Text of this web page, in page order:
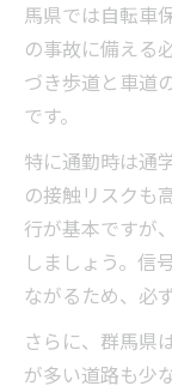
馬県では自転車
の事故に備える
づき歩道と車道
です。
特に通勤時は通
の接触リスクも
行が基本ですが
しましょう。信
ながるため、必
さらに、群馬県
が多い道路も少